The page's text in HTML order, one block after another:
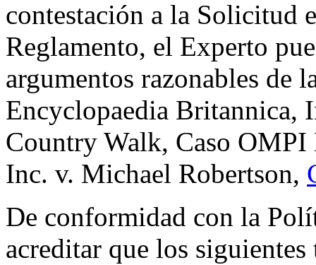
contestación a la Solicitud
Reglamento, el Experto
argumentos razonables de
Encyclopaedia Britannica,
Country Walk, Caso
Inc. v. Michael Robertson,
De conformidad con la
acreditar que los